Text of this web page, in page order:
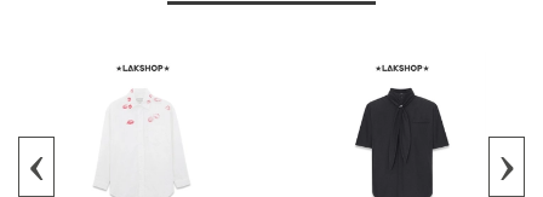
‹ ›